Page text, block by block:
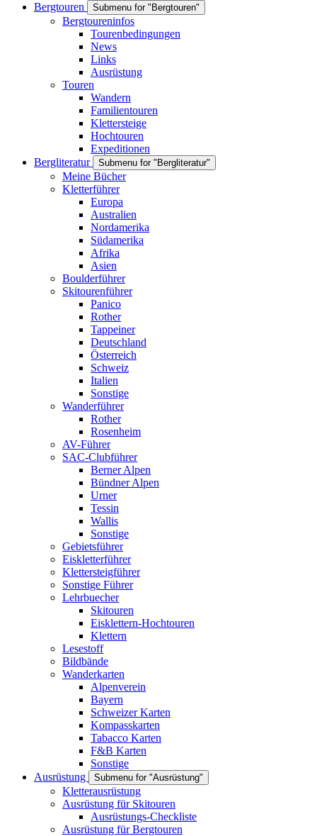
Bergtouren
Submenu for "Bergtouren"
Bergtoureninfos
Tourenbedingungen
News
Links
Ausrüstung
Touren
Wandern
Familientouren
Klettersteige
Hochtouren
Expeditionen
Bergliteratur
Submenu for "Bergliteratur"
Meine Bücher
Kletterführer
Europa
Australien
Nordamerika
Südamerika
Afrika
Asien
Boulderführer
Skitourenführer
Panico
Rother
Tappeiner
Deutschland
Österreich
Schweiz
Italien
Sonstige
Wanderführer
Rother
Rosenheim
AV-Führer
SAC-Clubführer
Berner Alpen
Bündner Alpen
Urner
Tessin
Wallis
Sonstige
Gebietsführer
Eiskletterführer
Klettersteigführer
Sonstige Führer
Lehrbuecher
Skitouren
Eisklettern-Hochtouren
Klettern
Lesestoff
Bildbände
Wanderkarten
Alpenverein
Bayern
Schweizer Karten
Kompasskarten
Tabacco Karten
F&B Karten
Sonstige
Ausrüstung
Submenu for "Ausrüstung"
Kletterausrüstung
Ausrüstung für Skitouren
Ausrüstungs-Checkliste
Ausrüstung für Bergtouren